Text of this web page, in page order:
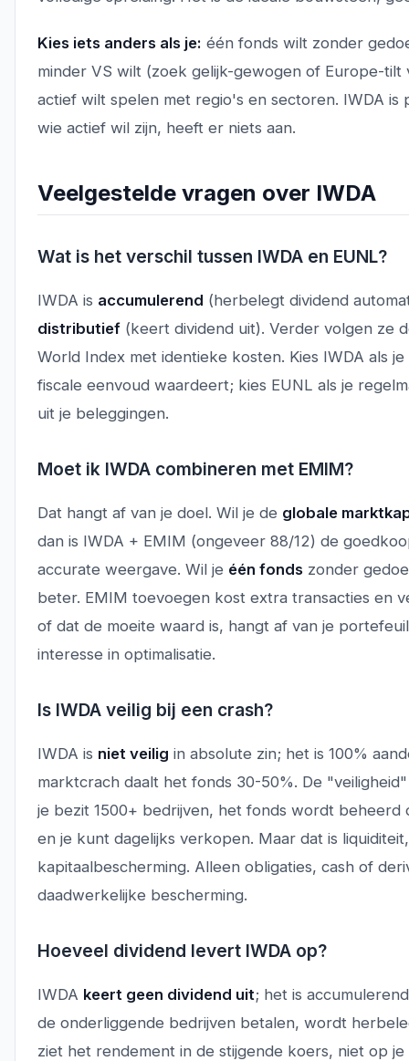
Kies iets anders als je: één fonds wilt zonder
minder VS wilt (zoek gelijk-gewogen of Europe-tilt
actief wilt spelen met regio's en sectoren. IWDA is
wie actief wil zijn, heeft er niets aan.
Veelgestelde vragen over IWDA
Wat is het verschil tussen IWDA en EUNL?
IWDA is accumulerend (herbelegt dividend
distributief (keert dividend uit). Verder volgen ze
World Index met identieke kosten. Kies IWDA als
fiscale eenvoud waardeert; kies EUNL als je
uit je beleggingen.
Moet ik IWDA combineren met EMIM?
Dat hangt af van je doel. Wil je de globale
dan is IWDA + EMIM (ongeveer 88/12) de
accurate weergave. Wil je één fonds zonder
beter. EMIM toevoegen kost extra transacties en
of dat de moeite waard is, hangt af van je
interesse in optimalisatie.
Is IWDA veilig bij een crash?
IWDA is niet veilig in absolute zin; het is 100%
marktcrach daalt het fonds 30-50%. De
je bezit 1500+ bedrijven, het fonds wordt beheerd
en je kunt dagelijks verkopen. Maar dat is
kapitaalbescherming. Alleen obligaties, cash of
daadwerkelijke bescherming.
Hoeveel dividend levert IWDA op?
IWDA keert geen dividend uit; het is
de onderliggende bedrijven betalen, wordt
ziet het rendement in de stijgende koers, niet op